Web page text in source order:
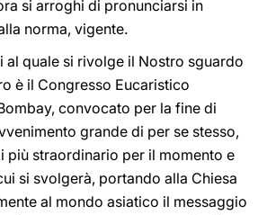
si arroghi di pronunciarsi in
norma, vigente.
al quale si rivolge il Nostro sguardo
è il Congresso Eucaristico
convocato per la fine di
grande di per se stesso,
più straordinario per il momento e
si svolgerà, portando alla Chiesa
al mondo asiatico il messaggio